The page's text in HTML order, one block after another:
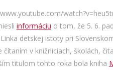
informáciu o tom, že 5. 6.
detskej istoty pri
čítaním v knižniciach, školách,
titulom tohto roka bola kniha